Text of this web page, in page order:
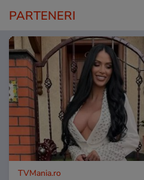
PARTENERI
TVMania.ro